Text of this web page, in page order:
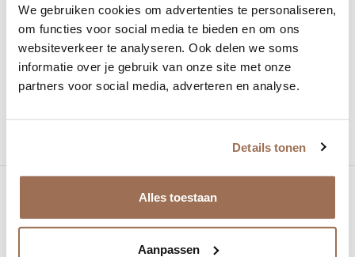
We gebruiken cookies om advertenties te personaliseren,
om functies voor social media te bieden en om ons
websiteverkeer te analyseren. Ook delen we soms
informatie over je gebruik van onze site met onze
partners voor social media, adverteren en analyse.
Details tonen
Alles toestaan
Aanpassen
Materiaal: Acetaat
Merk: Oakley
Bezoek onze winkel